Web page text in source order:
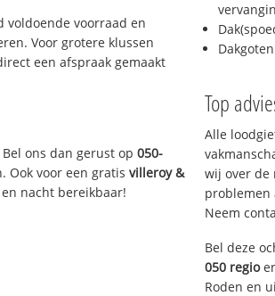
voldoende voorraad en
Voor grotere klussen
een afspraak gemaakt
ons dan gerust op050-
Ook voor een gratisvilleroy &
en nacht bereikbaar!
Top
Alle
wij over de
problemen
Neem
Bel deze
050 regio
Roden en